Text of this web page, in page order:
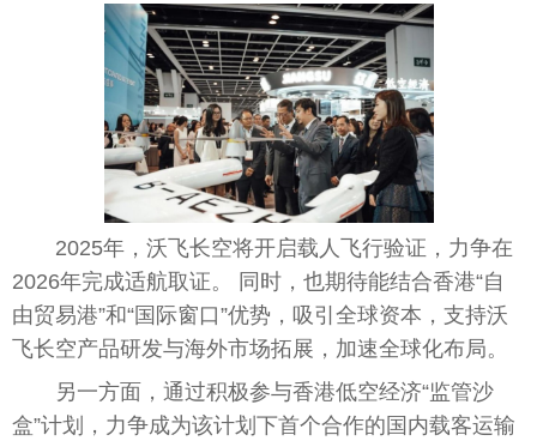
2025年，沃飞长空将开启载人飞行验证，力争在
2026年完成适航取证。 同时，也期待能结合香港“自
由贸易港”和“国际窗口”优势，吸引全球资本，支持沃
飞长空产品研发与海外市场拓展，加速全球化布局。
另一方面，通过积极参与香港低空经济“监管沙
盒”计划，力争成为该计划下首个合作的国内载客运输